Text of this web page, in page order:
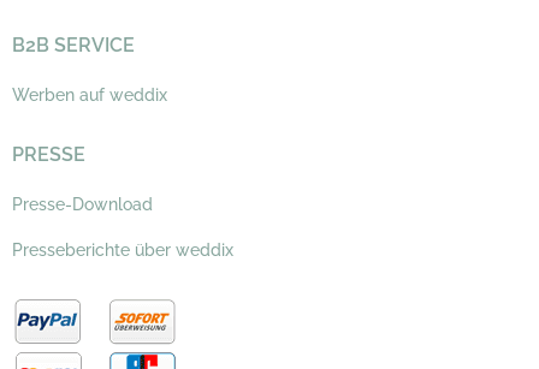
B2B SERVICE
Werben auf weddix
PRESSE
Presse-Download
Presseberichte über weddix